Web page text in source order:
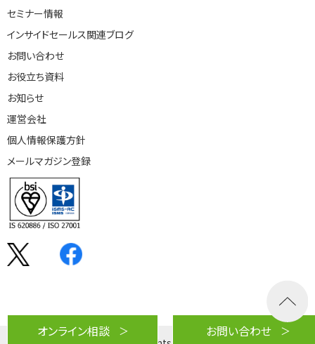
セミナー情報
インサイドセールス関連ブログ
お問い合わせ
お役立ち資料
お知らせ
運営会社
個人情報保護方針
メールマガジン登録
オンライン相談 お問い合わせ